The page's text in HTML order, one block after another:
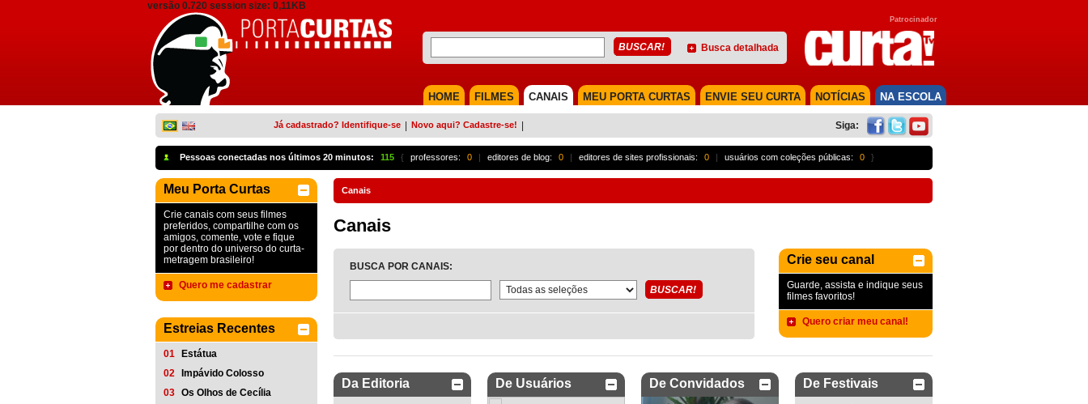
versão 0.720 session size: 0,11KB
Busca detalhada
Patrocinador
NA ESCOLA
NOTÍCIAS
ENVIE SEU CURTA
MEU PORTA CURTAS
CANAIS
FILMES
HOME
Siga:
Já cadastrado? Identifique-se Novo aqui? Cadastre-se!
Pessoas conectadas nos últimos 20 minutos: 115 { professores: 0 | editores de blog: 0 | editores de sites profissionais: 0 | usuários com coleções públicas: 0 }
Meu Porta Curtas
Crie canais com seus filmes
preferidos, compartilhe com os
amigos, comente, vote e fique
por dentro do universo do curta-
metragem brasileiro!
Quero me cadastrar
Estreias Recentes
01
Estátua
02
Impávido Colosso
03 Os Olhos de Cecília
Canais
Canais
BUSCA POR CANAIS: Crie seu canal
Guarde, assista e indique seus
filmes favoritos!
Quero criar meu canal!
Da Editoria De Usuários De Convidados De Festivais